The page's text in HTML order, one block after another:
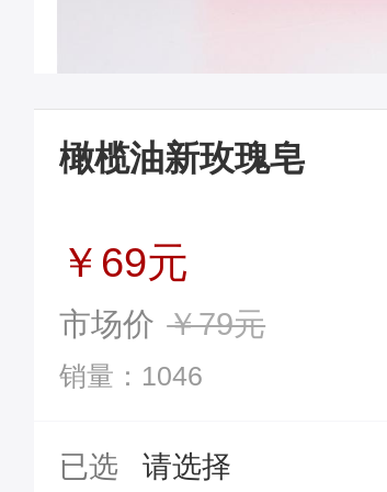
橄榄油新玫瑰皂
￥69元
市场价 ￥79元
销量：1046
已选 请选择